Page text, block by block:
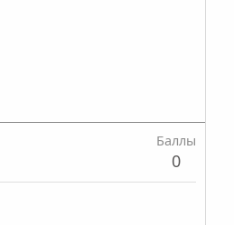
Баллы
0